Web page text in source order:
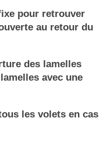
pour retrouver
au retour du
des lamelles
avec une
les volets en cas